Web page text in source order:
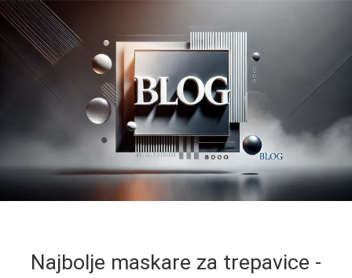
Najbolje maskare za trepavice -